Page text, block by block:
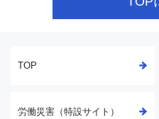
TOP
労働災害（特設サイト）